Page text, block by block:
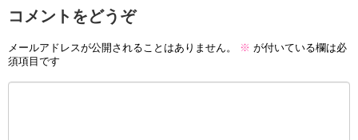
コメントをどうぞ
メールアドレスが公開されることはありません。 ※ が付いている欄は必
須項目です